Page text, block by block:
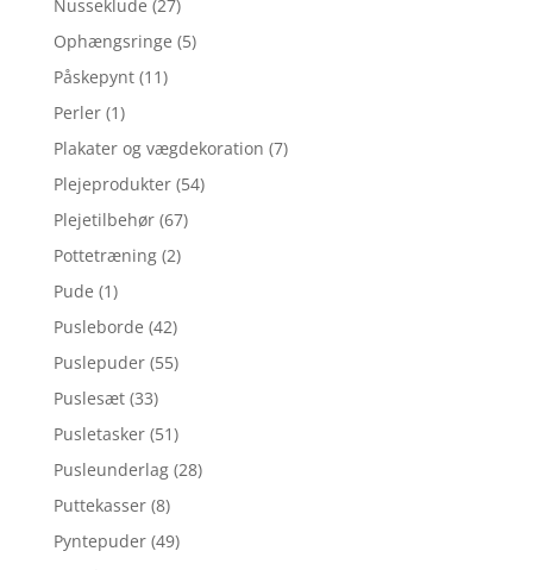
Nusseklude (27)
Ophængsringe (5)
Påskepynt (11)
Perler (1)
Plakater og vægdekoration (7)
Plejeprodukter (54)
Plejetilbehør (67)
Pottetræning (2)
Pude (1)
Pusleborde (42)
Puslepuder (55)
Puslesæt (33)
Pusletasker (51)
Pusleunderlag (28)
Puttekasser (8)
Pyntepuder (49)